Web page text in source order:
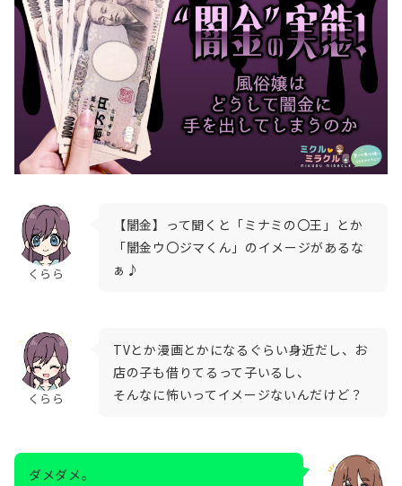
くらら
【闇金】って聞くと「ミナミの〇王」とか
「闇金ウ〇ジマくん」のイメージがあるな
ぁ♪
くらら
TVとか漫画とかになるぐらい身近だし、お
店の子も借りてるって子いるし、
そんなに怖いってイメージないんだけど？
ダメダメ。